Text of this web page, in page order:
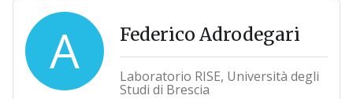
A Federico Adrodegari
Laboratorio RISE, Università degli
Studi di Brescia